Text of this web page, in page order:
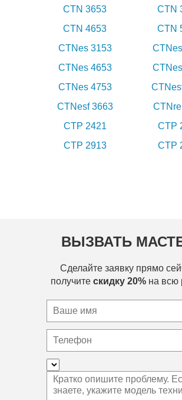
CTN 3653
CTN
CTN 4653
CTN
CTNes 3153
CTNes 4653
CTNes 4753
CTNesf 3663
CTP 2421
CTP
CTP 2913
CTP
ВЫЗВАТЬ
Сделайте заявку прямо
получите скидку 20% на всю